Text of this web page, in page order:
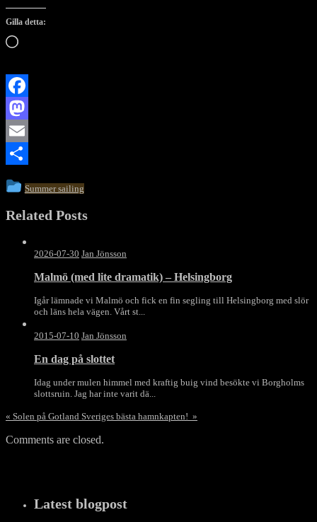
Gilla detta:
Laddar
Facebook
Mastodon
Email
This
was
posted
Summer sailing
Related Posts
2026-07-30 Jan Jönsson
Malmö (med lite dramatik) – Helsingborg
Igår lämnade vi Malmö och fick en fin segling till Helsingborg med slör
och läns hela vägen. Vårt st...
2015-07-10 Jan Jönsson
En dag på slottet
Idag under mulen himmel med kraftig buig vind besökte vi Borgholms
slottsruin. Jag har inte varit dä...
« Solen på Gotland Sveriges bästa hamnkapten! »
Comments are closed.
Latest blogpost